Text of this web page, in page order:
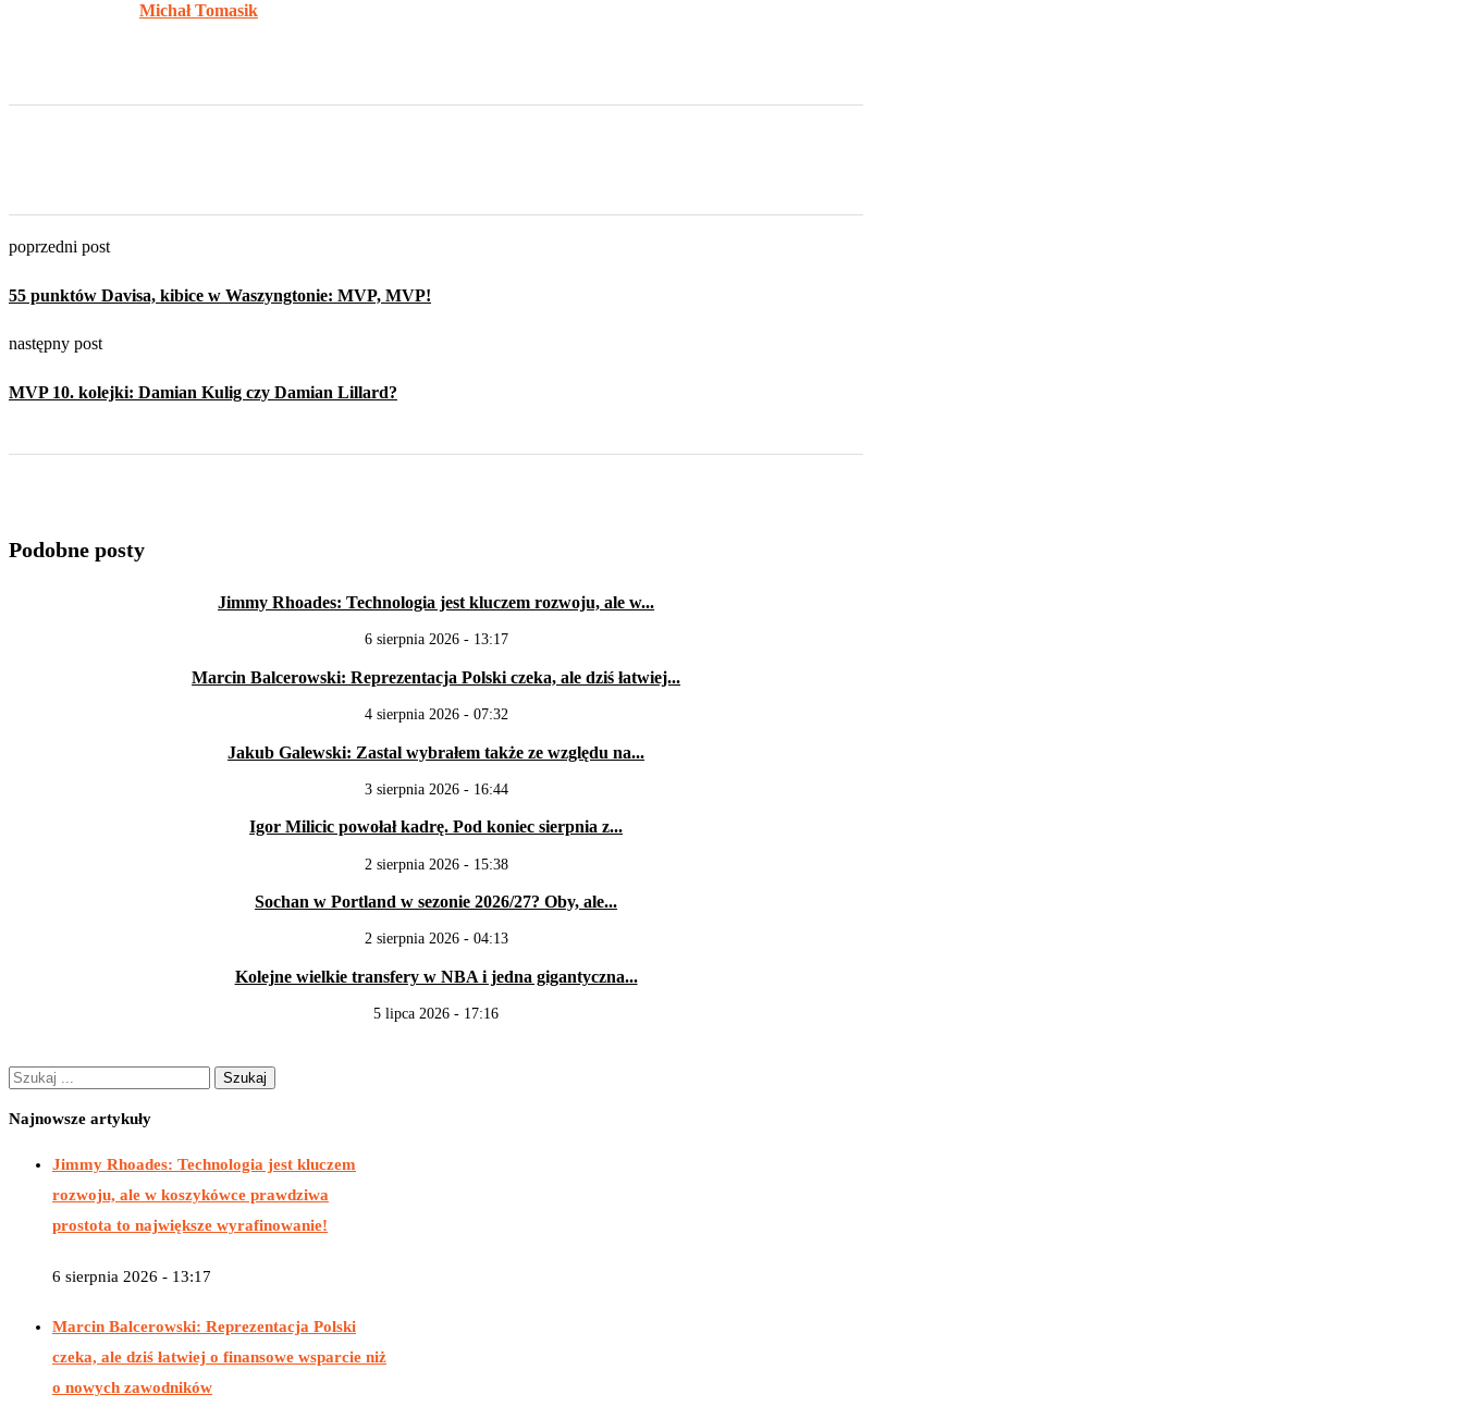
Michał Tomasik
poprzedni post
55 punktów Davisa, kibice w Waszyngtonie: MVP, MVP!
następny post
MVP 10. kolejki: Damian Kulig czy Damian Lillard?
Podobne posty
Jimmy Rhoades: Technologia jest kluczem rozwoju, ale w...
6 sierpnia 2026 - 13:17
Marcin Balcerowski: Reprezentacja Polski czeka, ale dziś łatwiej...
4 sierpnia 2026 - 07:32
Jakub Galewski: Zastal wybrałem także ze względu na...
3 sierpnia 2026 - 16:44
Igor Milicic powołał kadrę. Pod koniec sierpnia z...
2 sierpnia 2026 - 15:38
Sochan w Portland w sezonie 2026/27? Oby, ale...
2 sierpnia 2026 - 04:13
Kolejne wielkie transfery w NBA i jedna gigantyczna...
5 lipca 2026 - 17:16
Najnowsze artykuły
Jimmy Rhoades: Technologia jest kluczem
rozwoju, ale w koszykówce prawdziwa
prostota to największe wyrafinowanie!
6 sierpnia 2026 - 13:17
Marcin Balcerowski: Reprezentacja Polski
czeka, ale dziś łatwiej o finansowe wsparcie niż
o nowych zawodników